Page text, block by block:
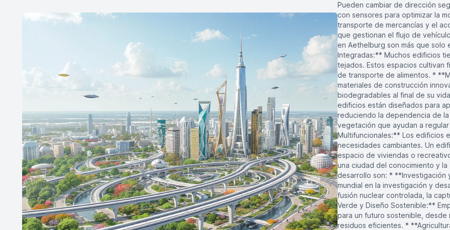
Pueden cambiar de dirección
con sensores para optimizar la
transporte de mercancías y el
que gestionan el flujo de
en Aethelburg son más que solo
Integradas:** Muchos edificios
tejados. Estos espacios cultivan
de transporte de alimentos. *
materiales de construcción
biodegradables al final de su
edificios están diseñados para
reduciendo la dependencia de
vegetación que ayudan a
Multifuncionales:** Los edificios
necesidades cambiantes. Un
espacio de viviendas o
una ciudad del conocimiento y
desarrollo son: * **Investigación
mundial en la investigación y
fusión nuclear controlada, la
Verde y Diseño Sostenible:**
para un futuro sostenible, desde
residuos eficientes. *